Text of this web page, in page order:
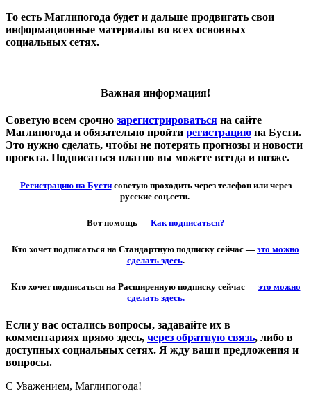
То есть Маглипогода будет и дальше продвигать свои
информационные материалы во всех основных
социальных сетях.
Важная информация!
Советую всем срочно зарегистрироваться на сайте
Маглипогода и обязательно пройти регистрацию на Бусти.
Это нужно сделать, чтобы не потерять прогнозы и новости
проекта. Подписаться платно вы можете всегда и позже.
Регистрацию на Бустисоветую проходить через телефон или через
русские соц.сети.
Вот помощь — Как подписаться?
Кто хочет подписаться на Стандартную подписку сейчас — это можно
сделать здесь.
Кто хочет подписаться на Расширенную подписку сейчас — это можно
сделать здесь.
Если у вас остались вопросы, задавайте их в
комментариях прямо здесь, через обратную связь, либо в
доступных социальных сетях. Я жду ваши предложения и
вопросы.
С Уважением, Маглипогода!